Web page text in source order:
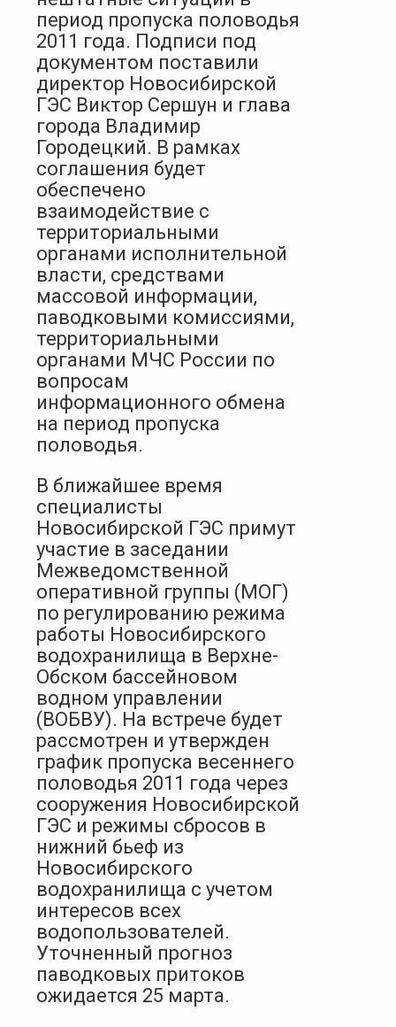
период пропуска половодья
2011 года. Подписи под
документом поставили
директор Новосибирской
ГЭС Виктор Сершун и глава
города Владимир
Городецкий. В рамках
соглашения будет
обеспечено
взаимодействие с
территориальными
органами исполнительной
власти, средствами
массовой информации,
паводковыми комиссиями,
территориальными
органами МЧС России по
вопросам
информационного обмена
на период пропуска
половодья.
В ближайшее время
специалисты
Новосибирской ГЭС примут
участие в заседании
Межведомственной
оперативной группы (МОГ)
по регулированию режима
работы Новосибирского
водохранилища в Верхне-
Обском бассейновом
водном управлении
(ВОБВУ). На встрече будет
рассмотрен и утвержден
график пропуска весеннего
половодья 2011 года через
сооружения Новосибирской
ГЭС и режимы сбросов в
нижний бьеф из
Новосибирского
водохранилища с учетом
интересов всех
водопользователей.
Уточненный прогноз
паводковых притоков
ожидается 25 марта.